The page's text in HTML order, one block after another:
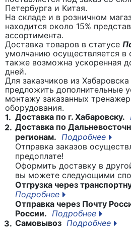
Петербурга и Китая.
На складе и в розничном
находится около 15%
ассортимента.
Доставка товаров в статусе
умолчанию осуществляется в
также возможна ускоренная
дней.
Для заказчиков из
предложить дополнительные
монтажу заказанных
оборудования.
1. Доставка по г. Хабаровску.
2. Доставка по
регионам. Подробнее
Отправка заказов
предоплате!
Оформить доставку в
вы можете следующими
Отгрузка через
Подробнее
Отправка через Почту
России. Подробнее
3. Самовывоз Подробнее